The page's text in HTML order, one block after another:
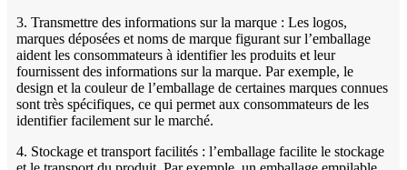
3. Transmettre des informations sur la marque : Les logos,
marques déposées et noms de marque figurant sur l’emballage
aident les consommateurs à identifier les produits et leur
fournissent des informations sur la marque. Par exemple, le
design et la couleur de l’emballage de certaines marques connues
sont très spécifiques, ce qui permet aux consommateurs de les
identifier facilement sur le marché.
4. Stockage et transport facilités : l’emballage facilite le stockage